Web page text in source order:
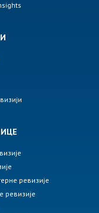
ревизије
ревизије